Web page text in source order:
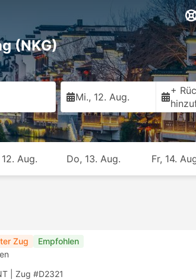
(NKG)
Mi., 12. Aug.
+
Aug. Do, 13. Aug. Fr, 14.
Zug Empfohlen
Zug #D2321